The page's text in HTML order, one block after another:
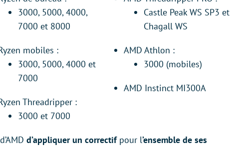
3000, 5000, 4000,
7000 et 8000
mobiles :
3000, 5000, 4000 et
7000
Threadripper :
3000 et 7000
Castle Peak WS SP3 et
Chagall WS
AMD Athlon :
3000 (mobiles)
AMD Instinct MI300A
d’appliquer un correctif pour l’ensemble de ses